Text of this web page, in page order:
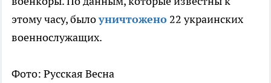
этому часу, былоуничтожено 22 украинских
военнослужащих.
Фото: Русская Весна